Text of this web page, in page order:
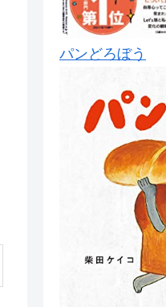
パンどろぼう